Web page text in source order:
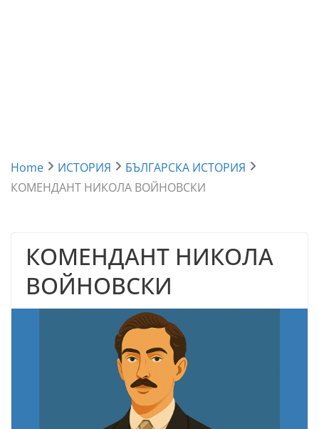
Home ИСТОРИЯ
БЪЛГАРСКА ИСТОРИЯ
КОМЕНДАНТ НИКОЛА ВОЙНОВСКИ
КОМЕНДАНТ НИКОЛА
ВОЙНОВСКИ